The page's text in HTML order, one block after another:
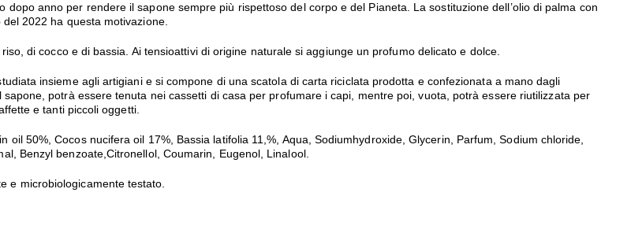
dopo anno per rendere il sapone sempre più rispettoso del corpo e del Pianeta. La sostituzione dell’olio di palma con
2022 ha questa motivazione.
di cocco e di bassia. Ai tensioattivi di origine naturale si aggiunge un profumo delicato e dolce.
insieme agli artigiani e si compone di una scatola di carta riciclata prodotta e confezionata a mano dagli
potrà essere tenuta nei cassetti di casa per profumare i capi, mentre poi, vuota, potrà essere riutilizzata per
e tanti piccoli oggetti.
oil 50%, Cocos nucifera oil 17%, Bassia latifolia 11,%, Aqua, Sodiumhydroxide, Glycerin, Parfum, Sodium chloride,
Benzyl benzoate,Citronellol, Coumarin, Eugenol, Linalool.
e microbiologicamente testato.